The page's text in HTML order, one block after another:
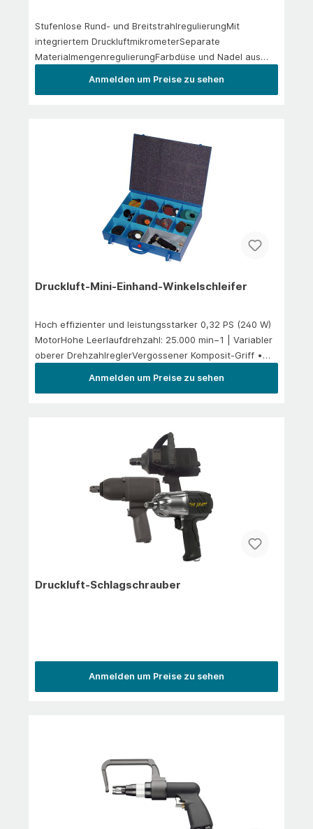
Stufenlose Rund- und BreitstrahlregulierungMit
integriertem DruckluftmikrometerSeparate
MaterialmengenregulierungFarbdüse und Nadel aus
Anmelden um Preise zu sehen
Druckluft-Mini-Einhand-Winkelschleifer
Hoch effizienter und leistungsstarker 0,32 PS (240 W)
MotorHohe Leerlaufdrehzahl: 25.000 min−1 | Variabler
oberer DrehzahlreglerVergossener Komposit-Griff •
Anmelden um Preise zu sehen
Druckluft-Schlagschrauber
Anmelden um Preise zu sehen